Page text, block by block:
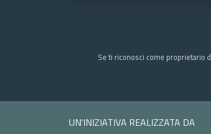
Se ti riconosci come proprietario
UN'INIZIATIVA REALIZZATA DA